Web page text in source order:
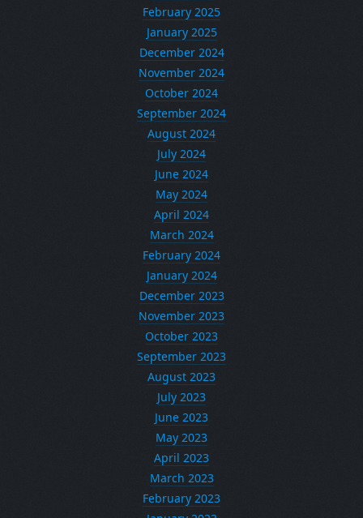
February 2025
January 2025
December 2024
November 2024
October 2024
September 2024
August 2024
July 2024
June 2024
May 2024
April 2024
March 2024
February 2024
January 2024
December 2023
November 2023
October 2023
September 2023
August 2023
July 2023
June 2023
May 2023
April 2023
March 2023
February 2023